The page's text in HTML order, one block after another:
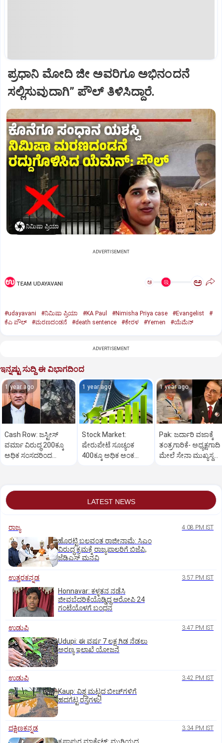
ಪ್ರಧಾನಿ ಮೋದಿ ಜೀ ಅವರಿಗೂ ಅಭಿನಂದನೆ
ಸಲ್ಲಿಸುವುದಾಗಿ” ಪೌಲ್‌ ತಿಳಿಸಿದ್ದಾರೆ.
ನಿಮಿಷಾ ಪ್ರಿಯಾ
ADVERTISEMENT
TEAM UDAYAVANI ಅ ಅ
#udayavani #ನಿಮಿಷಾ ಪ್ರಿಯಾ #KA Paul #Nimisha Priya case #Evangelist
#
ಕೆಎ ಪೌಲ್
#ಮರಣದಂಡನೆ #death sentence #ಕೇರಳ #Yemen #ಯೆಮೆನ್‌
ADVERTISEMENT
ಇನ್ನಷ್ಟು ಸುದ್ದಿ ಈ ವಿಭಾಗದಿಂದ
1 year ago
Cash Row: ಜಸ್ಟೀಸ್‌
ವರ್ಮಾ ವಿರುದ್ಧ 200ಕ್ಕೂ
ಅಧಿಕ ಸಂಸದರಿಂದ
1 year ago
Stock Market:
ಷೇರುಪೇಟೆ ಸೂಚ್ಯಂಕ
400ಕ್ಕೂ ಅಧಿಕ ಅಂಕ
1 year ago
Pak: ಜರ್ದಾರಿ ವಜಾಕ್ಕೆ
ತಂತ್ರಗಾರಿಕೆ- ಅಧ್ಯಕ್ಷಗಾದಿ
ಮೇಲೆ ಸೇನಾ ಮುಖ್ಯಸ್ಥ
LATEST NEWS
ರಾಜ್ಯ 4:08 PM IST
ಹೊರಟ್ಟಿ ಬಲವಂತ ರಾಜೀನಾಮೆ: ಸಿಎಂ
ವಿರುದ್ಧ ಕ್ರಮಕ್ಕೆ ರಾಜ್ಯಪಾಲರಿಗೆ ಬಿಜೆಪಿ,
ಜೆಡಿಎಸ್ ಮನವಿ
ಉತ್ತರಕನ್ನಡ 3:57 PM IST
Honnavar: ಕಳ್ಳತನ ನಡೆಸಿ
ಜೀವಬೆದರಿಕೆಯೊಡ್ಡಿದ್ದ ಆರೋಪಿ 24
ಗಂಟೆಯೊಳಗೆ ಬಂಧನ
ಉಡುಪಿ 3:47 PM IST
Udupi: ಈ ವರ್ಷ 7 ಲಕ್ಷ ಗಿಡ ನೆಡಲು
ಅರಣ್ಯ ಇಲಾಖೆ ಯೋಜನೆ
ಉಡುಪಿ 3:42 PM IST
Kaup: ವಿಶ್ವ ಮಟ್ಟದ ಬೀಚ್‌ಗಳಿಗೆ
ಹದಗೆಟ್ಟ ರಸ್ತೆಗಳು!
ದಕ್ಷಿಣಕನ್ನಡ 3:34 PM IST